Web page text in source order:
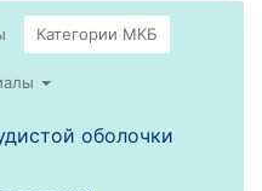
оболочки